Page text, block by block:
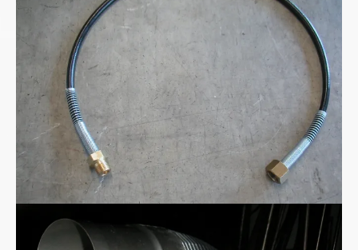
Kohlensäure - CO2 Hochdruckschlauchleitung
Metall-Absaugschlauch